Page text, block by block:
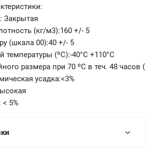
Закрытая
(кг/м3):160 +/- 5
(шкала 00):40 +/- 5
температуры (ºС):-40°C +110°C
размера при 70 ºС в теч. 48 часов (
усадка:<3%
5%